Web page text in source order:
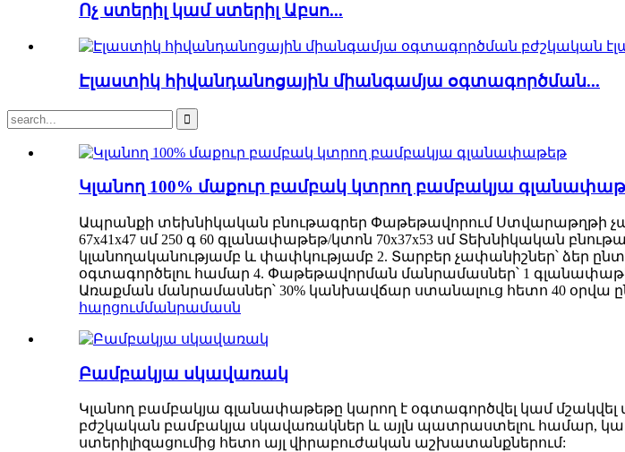
Ոչ ստերիլ կամ ստերիլ Աբսո...
Էլաստիկ հիվանդանոցային միանգամյա օգտագործման...
Կլանող 100% մաքուր բամբակ կտրող բամբակյա
Ապրանքի տեխնիկական բնութագրեր Փաթեթավորում Ստվարաթղթի
67x41x47 սմ 250 գ 60 գլանափաթեթ/կտոն 70x37x53 սմ Տեխնիկական
կլանողականությամբ և փափկությամբ 2. Տարբեր չափանիշներ՝ ձեր
օգտագործելու համար 4. Փաթեթավորման մանրամասներ՝ 1 գլանափաթեթ/
Առաքման մանրամասներ՝ 30% կանխավճար ստանալուց հետո 40 օրվա
հարցումմանրամասն
Բամբակյա սկավառակ
Կլանող բամբակյա գլանափաթեթը կարող է օգտագործվել կամ
բժշկական բամբակյա սկավառակներ և այլն պատրաստելու համար,
ստերիլիզացումից հետո այլ վիրաբուժական աշխատանքներում: